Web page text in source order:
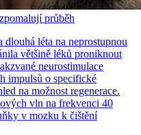
průběh
léta na neprostupnou
většině léků proniknout
neurostimulace
impulsů o specifické
na možnost regenerace.
vln na frekvenci 40
v mozku k čištění